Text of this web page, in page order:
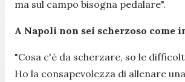
ma sul campo bisogna pedalare".
A Napoli non sei scherzoso come
"Cosa c'è da scherzare, so le
Ho la consapevolezza di allenare